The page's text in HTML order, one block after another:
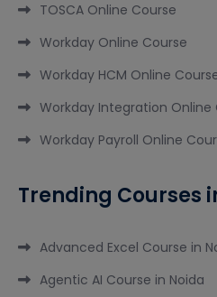
TOSCA Online Course
Workday Online Course
Workday HCM Online
Workday Integration Online
Workday Payroll Online
Trending Courses
Advanced Excel Course in
Agentic AI Course in Noida